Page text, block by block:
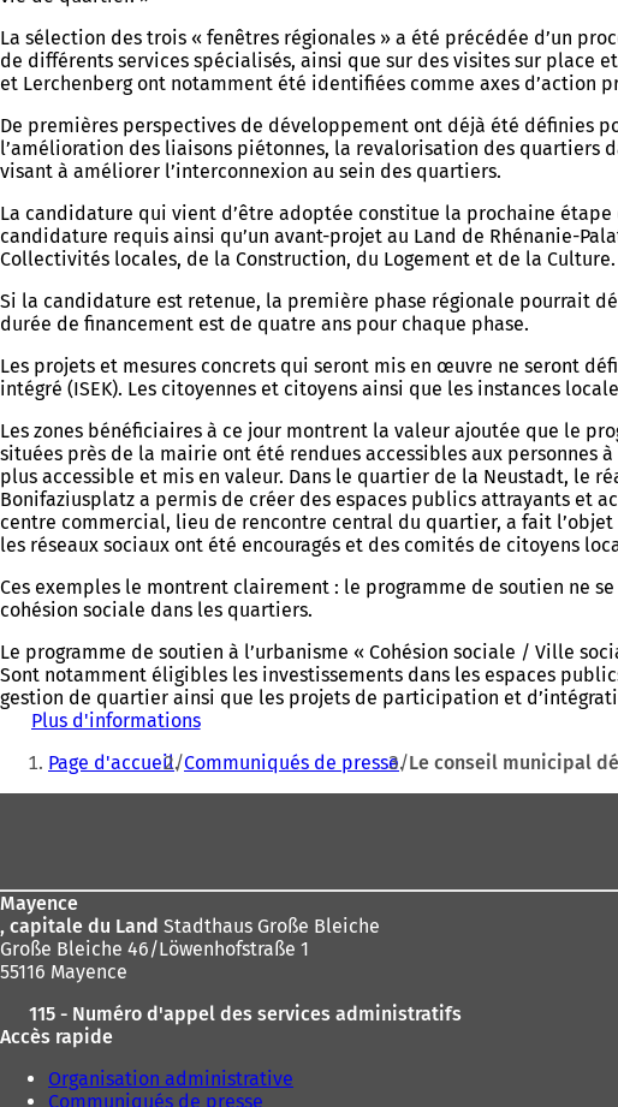
La sélection des trois « fenêtres régionales » a été précédée d’un
de différents services spécialisés, ainsi que sur des visites sur place
et Lerchenberg ont notamment été identifiées comme axes d’action
De premières perspectives de développement ont déjà été définies
l’amélioration des liaisons piétonnes, la revalorisation des quartiers
visant à améliorer l’interconnexion au sein des quartiers.
La candidature qui vient d’être adoptée constitue la prochaine étape
candidature requis ainsi qu’un avant-projet au Land de Rhénanie-
Collectivités locales, de la Construction, du Logement et de la Culture.
Si la candidature est retenue, la première phase régionale pourrait
durée de financement est de quatre ans pour chaque phase.
Les projets et mesures concrets qui seront mis en œuvre ne seront
intégré (ISEK). Les citoyennes et citoyens ainsi que les instances
Les zones bénéficiaires à ce jour montrent la valeur ajoutée que le
situées près de la mairie ont été rendues accessibles aux
plus accessible et mis en valeur. Dans le quartier de la Neustadt, le
Bonifaziusplatz a permis de créer des espaces publics attrayants et
centre commercial, lieu de rencontre central du quartier, a fait
les réseaux sociaux ont été encouragés et des comités de citoyens
Ces exemples le montrent clairement : le programme de soutien ne
cohésion sociale dans les quartiers.
Le programme de soutien à l’urbanisme « Cohésion sociale / Ville
Sont notamment éligibles les investissements dans les espaces
gestion de quartier ainsi que les projets de participation et
Plus d'informations(
'
o
a
n
n
u
Vous
êtes
Page d'accueil Communiqués de presse Le conseil municipal
Mayence
, capitale du Land Stadthaus Große Bleiche
Große Bleiche 46/Löwenhofstraße 1
55116 Mayence
115 - Numéro d'appel des services administratifs
Accès rapide
Organisation administrative
Communiqués de presse